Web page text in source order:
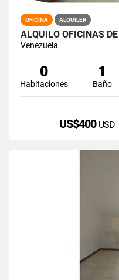
OFICINA ALQUILER
ALQUILO OFICINAS
Venezuela
0
Habitaciones
1
Baño
US$400 USD